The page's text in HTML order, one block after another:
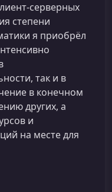
серверных
степени
я приобрёл
так и в
в конечном
других, а
и
на месте для